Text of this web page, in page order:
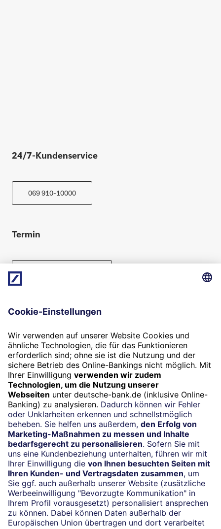
24/7-Kundenservice
069 910-10000
Termin
Folgen Sie uns
Widerruf
Vertrag widerrufen
Impressum
Konditionen und Preise
Rechtliche Hinweise